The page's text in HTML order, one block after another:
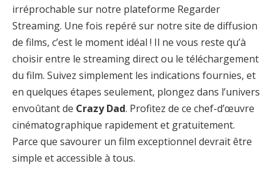
irréprochable sur notre plateforme Regarder
Streaming. Une fois repéré sur notre site de diffusion
de films, c’est le moment idéal ! Il ne vous reste qu’à
choisir entre le streaming direct ou le téléchargement
du film. Suivez simplement les indications fournies, et
en quelques étapes seulement, plongez dans l’univers
envoûtant de Crazy Dad. Profitez de ce chef-d’œuvre
cinématographique rapidement et gratuitement.
Parce que savourer un film exceptionnel devrait être
simple et accessible à tous.